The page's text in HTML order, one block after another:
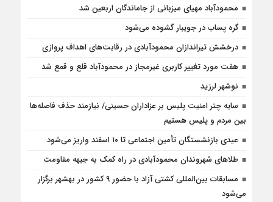
محمودآباد مهیای میزبانی از جاماندگان اربعین شد
گره پساب در جویبار گشوده می‌شود
درخشش تیراندازان محمودآبادی در رقابت‌های اهداف پروازی
هفت مورد تغییر کاربری غیرمجاز در محمودآباد قلع و قمع شد
نوشهر لرزید
سایه چتر امنیت پلیس بر عزاداران حسینی/ نیازمند حذف فاصله‌ها
بین مردم و پلیس هستیم
عیدی بازنشستگان تأمین اجتماعی تا ۱۰ اسفند واریز می‌شود
طلاهای شهروندان محمودآبادی در راه کمک به جبهه مقاومت
مسابقات بین‌المللی کشتی آزاد با حضور ۹ کشور در بهشهر برگزار
می‌شود